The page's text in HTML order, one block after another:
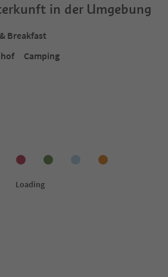
in der Umgebung
Breakfast
Camping